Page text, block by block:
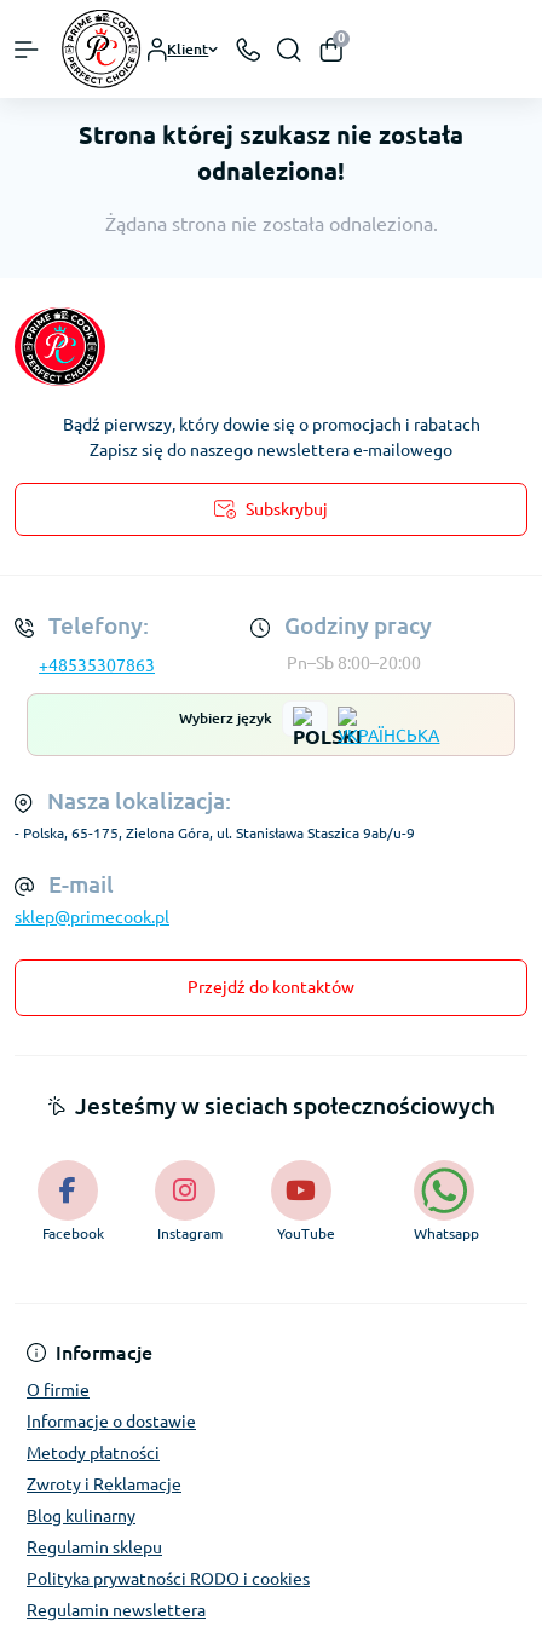
Klient
0
Strona której szukasz nie została
odnaleziona!
Żądana strona nie została odnaleziona.
Bądź pierwszy, który dowie się o promocjach i rabatach
Zapisz się do naszego newslettera e-mailowego
Subskrybuj
Telefony:
+48535307863
Godziny pracy
Pn–Sb 8:00–20:00
Wybierz język
Nasza lokalizacja:
- Polska, 65-175, Zielona Góra, ul. Stanisława Staszica 9ab/u-9
E-mail
sklep@primecook.pl
Przejdź do kontaktów
Informacje
O firmie
Informacje o dostawie
Metody płatności
Zwroty i Reklamacje
Blog kulinarny
Regulamin sklepu
Polityka prywatności RODO i cookies
Regulamin newslettera
Jesteśmy w sieciach społecznościowych
Facebook Instagram YouTube Whatsapp